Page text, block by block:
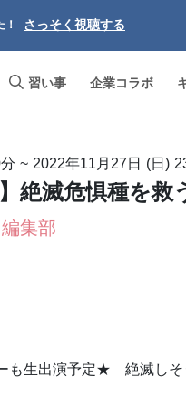
さっそく視聴する
習い事 企業コラボ
~2022年11月27日 (日)
絶滅危惧種を
集部
も生出演予定★ 絶滅しそ